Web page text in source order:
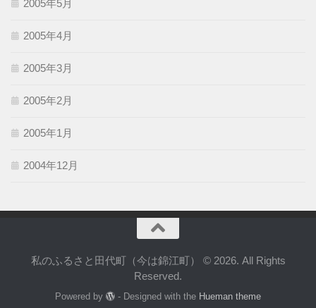
2005年5月
2005年4月
2005年3月
2005年2月
2005年1月
2004年12月
私のふるさと田代町（今は錦江町） © 2026. All Rights
Reserved.
Powered by - Designed with the Hueman theme